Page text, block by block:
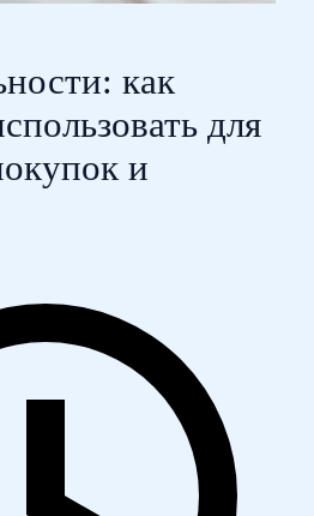
как
для
и